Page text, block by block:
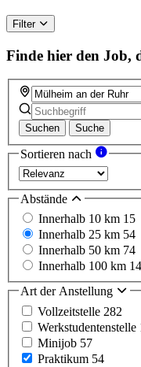
Filter
Finde hier den Job,
Suchen Suche
Sortieren nach
Abstände
Innerhalb 10 km 15
Innerhalb 25 km 54
Innerhalb 50 km 74
Innerhalb 100 km
Art der Anstellung
Vollzeitstelle 282
Werkstudentenstelle
Minijob 57
Praktikum 54